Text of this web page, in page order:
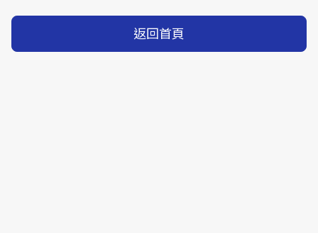
返回首頁